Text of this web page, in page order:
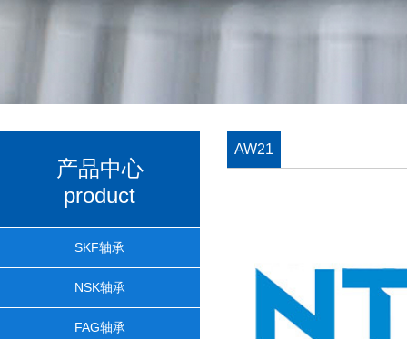
产品中心
product
SKF轴承
NSK轴承
FAG轴承
AW21